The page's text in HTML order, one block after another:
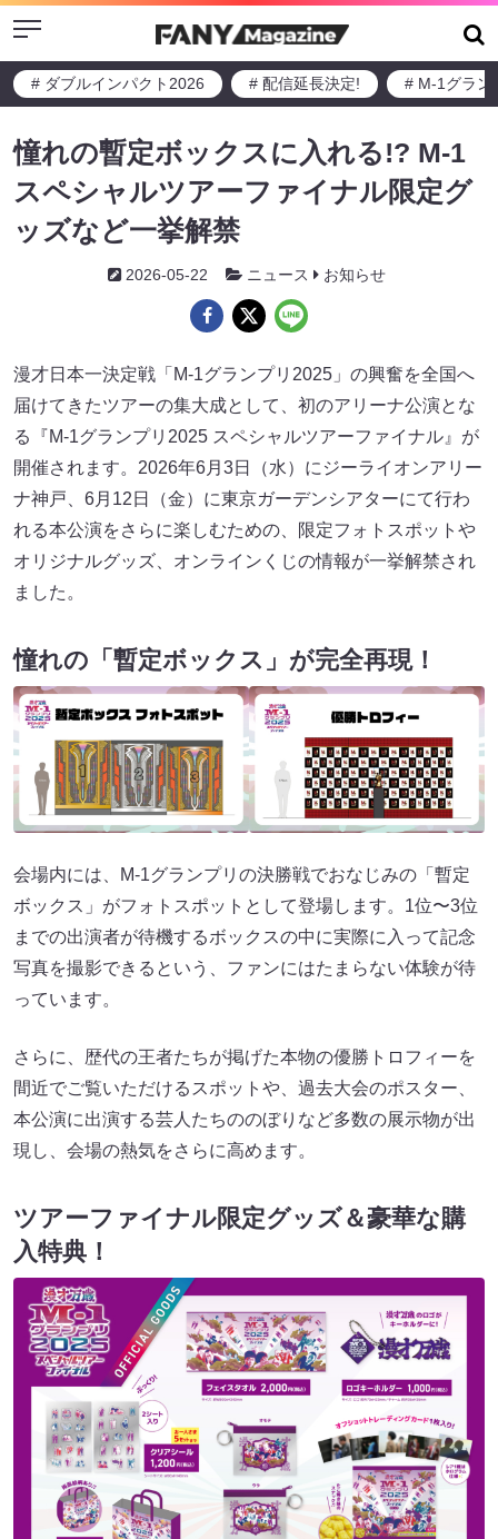
Menu
# ダブルインパクト2026 # 配信延長決定! # M-1グラン
憧れの暫定ボックスに入れる!? M-1
スペシャルツアーファイナル限定グ
ッズなど一挙解禁
2026-05-22 ニュース お知らせ
漫才日本一決定戦「M-1グランプリ2025」の興奮を全国へ
届けてきたツアーの集大成として、初のアリーナ公演とな
る『M-1グランプリ2025 スペシャルツアーファイナル』が
開催されます。2026年6月3日（水）にジーライオンアリー
ナ神戸、6月12日（金）に東京ガーデンシアターにて行わ
れる本公演をさらに楽しむための、限定フォトスポットや
オリジナルグッズ、オンラインくじの情報が一挙解禁され
ました。
憧れの「暫定ボックス」が完全再現！
会場内には、M-1グランプリの決勝戦でおなじみの「暫定
ボックス」がフォトスポットとして登場します。1位〜3位
までの出演者が待機するボックスの中に実際に入って記念
写真を撮影できるという、ファンにはたまらない体験が待
っています。
さらに、歴代の王者たちが掲げた本物の優勝トロフィーを
間近でご覧いただけるスポットや、過去大会のポスター、
本公演に出演する芸人たちののぼりなど多数の展示物が出
現し、会場の熱気をさらに高めます。
ツアーファイナル限定グッズ＆豪華な購
入特典！